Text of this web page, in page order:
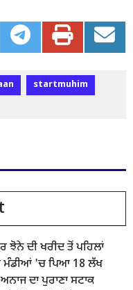
startmuhim
ਝੋਨੇ ਦੀ ਖਰੀਦ ਤੋਂ ਪਹਿਲਾਂ
ਮੰਡੀਆਂ 'ਚ ਪਿਆ 18 ਲੱਖ
ਦਾ ਪੁਰਾਣਾ ਸਟਾਕ